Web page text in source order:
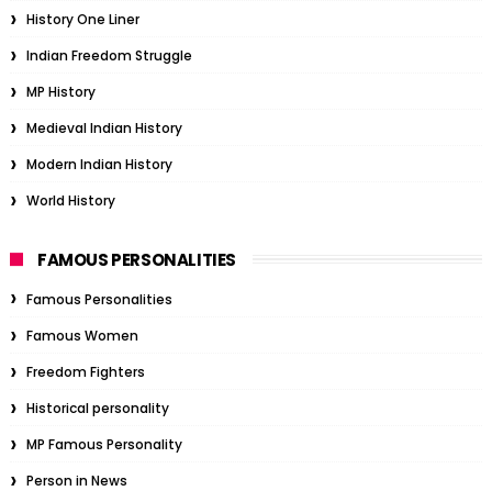
History One Liner
Indian Freedom Struggle
MP History
Medieval Indian History
Modern Indian History
World History
FAMOUS PERSONALITIES
Famous Personalities
Famous Women
Freedom Fighters
Historical personality
MP Famous Personality
Person in News